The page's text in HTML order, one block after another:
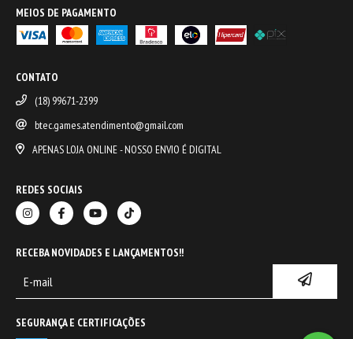
MEIOS DE PAGAMENTO
CONTATO
(18) 99671-2399
btec.games.atendimento@gmail.com
APENAS LOJA ONLINE - NOSSO ENVIO É DIGITAL
REDES SOCIAIS
RECEBA NOVIDADES E LANÇAMENTOS!!
SEGURANÇA E CERTIFICAÇÕES